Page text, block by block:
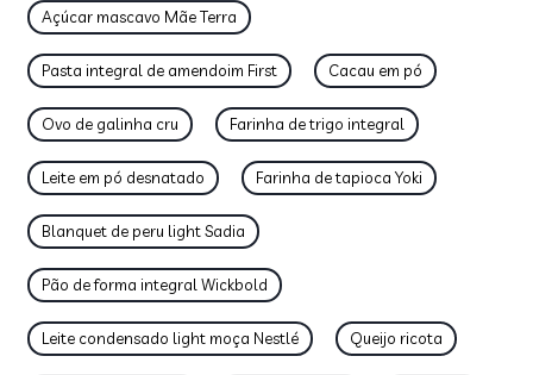
Açúcar mascavo Mãe Terra
Pasta integral de amendoim First Cacau em pó
Ovo de galinha cru Farinha de trigo integral
Leite em pó desnatado Farinha de tapioca Yoki
Blanquet de peru light Sadia
Pão de forma integral Wickbold
Leite condensado light moça Nestlé Queijo ricota